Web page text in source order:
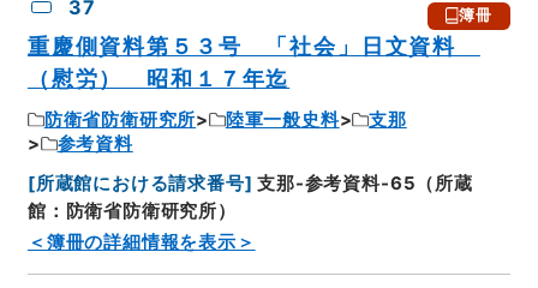
37 簿冊
重慶側資料第５３号 「社会」日文資料
（慰労） 昭和１７年迄
防衛省防衛研究所 陸軍一般史料
支那
参考資料
[所蔵館における請求番号] 支那-参考資料-65（所蔵
館：防衛省防衛研究所）
＜簿冊の詳細情報を表示＞